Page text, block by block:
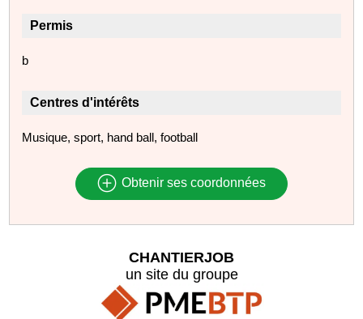
Permis
b
Centres d'intérêts
Musique, sport, hand ball, football
Obtenir ses coordonnées
CHANTIERJOB
un site du groupe